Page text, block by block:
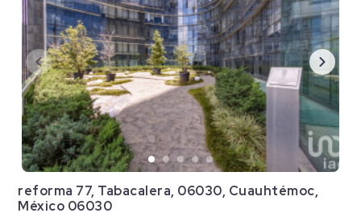
reforma 77, Tabacalera, 06030, Cuauhtémoc,
México 06030